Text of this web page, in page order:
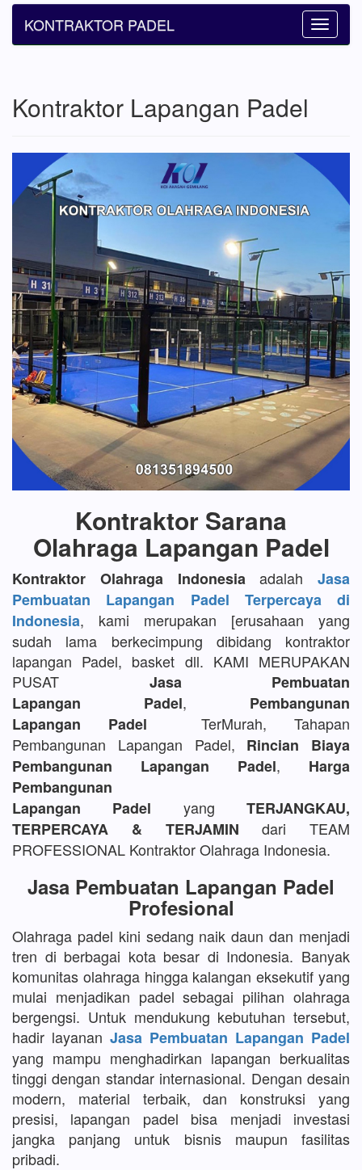
Toggle
KONTRAKTOR PADEL
Kontraktor Lapangan Padel
Kontraktor Sarana
Olahraga Lapangan Padel
Kontraktor Olahraga Indonesia adalah Jasa
Pembuatan Lapangan Padel Terpercaya di
Indonesia, kami merupakan [erusahaan yang
sudah lama berkecimpung dibidang kontraktor
lapangan Padel, basket dll. KAMI MERUPAKAN
PUSAT Jasa Pembuatan
Lapangan Padel, Pembangunan
Lapangan Padel TerMurah, Tahapan
Pembangunan Lapangan Padel, Rincian Biaya
Pembangunan Lapangan Padel, Harga
Pembangunan
Lapangan Padel yangTERJANGKAU,
TERPERCAYA & TERJAMIN dari TEAM
PROFESSIONAL Kontraktor Olahraga Indonesia.
Jasa Pembuatan Lapangan Padel
Profesional
Olahraga padel kini sedang naik daun dan menjadi
tren di berbagai kota besar di Indonesia. Banyak
komunitas olahraga hingga kalangan eksekutif yang
mulai menjadikan padel sebagai pilihan olahraga
bergengsi. Untuk mendukung kebutuhan tersebut,
hadir layanan Jasa Pembuatan Lapangan Padel
yang mampu menghadirkan lapangan berkualitas
tinggi dengan standar internasional. Dengan desain
modern, material terbaik, dan konstruksi yang
presisi, lapangan padel bisa menjadi investasi
jangka panjang untuk bisnis maupun fasilitas
pribadi.